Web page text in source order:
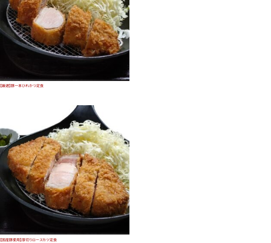
【厳選】豚一本ひれかつ定食
【国産豚使用】厚切りロースカツ定食